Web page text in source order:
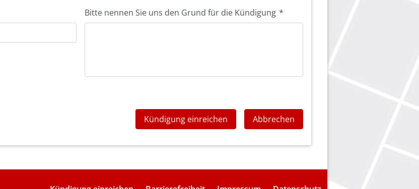
Bitte nennen Sie uns den Grund für die Kündigung *
Kündigung einreichen Abbrechen